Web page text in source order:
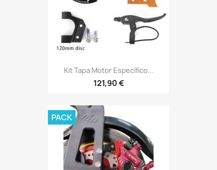
Kit Tapa Motor Específico...
121,90 €
PACK